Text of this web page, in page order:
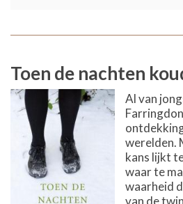
Toen de nachten
Al van
werelden.
kans lijkt
waar te
waarheid
van de